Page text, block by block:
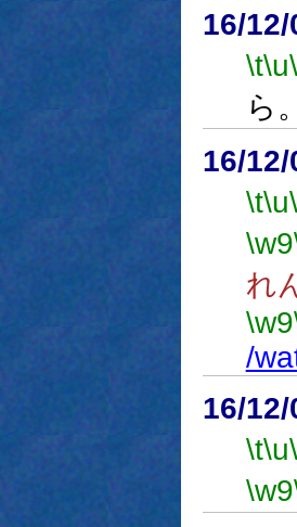
16/
\t\u
ら。
16/
\t\u
\w9
れ
\w9
/
16/
\t\u
\w9